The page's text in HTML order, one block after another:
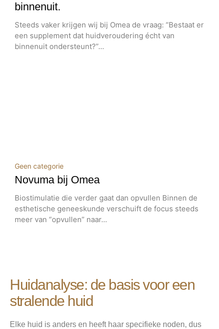
binnenuit.
Steeds vaker krijgen wij bij Omea de vraag: “Bestaat er
een supplement dat huidveroudering écht van
binnenuit ondersteunt?”...
Geen categorie
Novuma bij Omea
Biostimulatie die verder gaat dan opvullen Binnen de
esthetische geneeskunde verschuift de focus steeds
meer van “opvullen” naar...
Huidanalyse: de basis voor een
stralende huid
Elke huid is anders en heeft haar specifieke noden, dus